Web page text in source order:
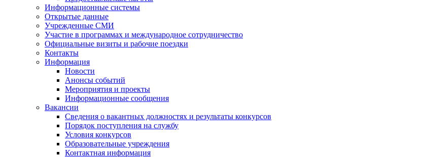
Информационные системы
Открытые данные
Учрежденные СМИ
Участие в программах и международное сотрудничество
Официальные визиты и рабочие поездки
Контакты
Информация
Новости
Анонсы событий
Мероприятия и проекты
Информационные сообщения
Вакансии
Сведения о вакантных должностях и результаты конкурсов
Порядок поступления на службу
Условия конкурсов
Образовательные учреждения
Контактная информация